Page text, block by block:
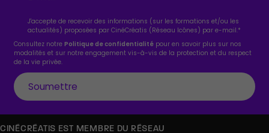
J'accepte de recevoir des informations (sur les formations et/ou les
actualités) proposées par CinéCréatis (Réseau Icônes) par e-mail.*
Consultez notrePolitique de confidentialité pour en savoir plus sur nos
modalités et sur notre engagement vis-à-vis de la protection et du respect
de la vie privée.
CINÉCRÉATIS EST MEMBRE DU RÉSEAU